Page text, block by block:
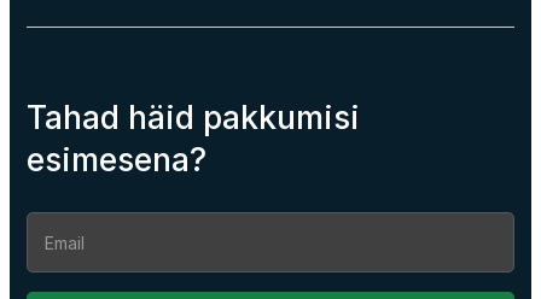
Tahad häid pakkumisi
esimesena?
Section